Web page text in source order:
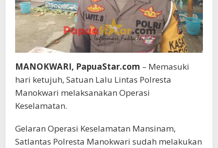
MANOKWARI, PapuaStar.com – Memasuki
hari ketujuh, Satuan Lalu Lintas Polresta
Manokwari melaksanakan Operasi
Keselamatan.
Gelaran Operasi Keselamatan Mansinam,
Satlantas Polresta Manokwari sudah melakukan